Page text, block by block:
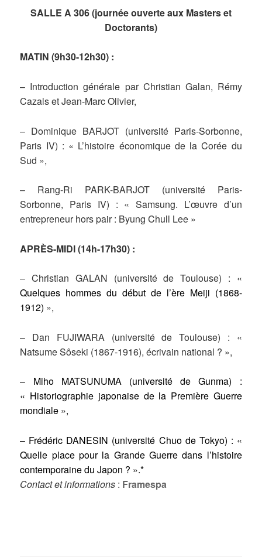
SALLE A 306 (journée ouverte aux Masters et
Doctorants)
MATIN (9h30-12h30) :
– Introduction générale par Christian Galan, Rémy
Cazals et Jean-Marc Olivier,
– Dominique BARJOT (université Paris-Sorbonne,
Paris IV) : « L’histoire économique de la Corée du
Sud »,
– Rang-Ri PARK-BARJOT (université Paris-
Sorbonne, Paris IV) : « Samsung. L’œuvre d’un
entrepreneur hors pair : Byung Chull Lee »
APRÈS-MIDI (14h-17h30) :
– Christian GALAN (université de Toulouse) : «
Quelques hommes du début de l’ère Meiji (1868-
1912) »,
– Dan FUJIWARA (université de Toulouse) : «
Natsume Sôseki (1867-1916), écrivain national ? »,
– Miho MATSUNUMA (université de Gunma) :
« Historiographie japonaise de la Première Guerre
mondiale »,
– Frédéric DANESIN (université Chuo de Tokyo) : «
Quelle place pour la Grande Guerre dans l’histoire
contemporaine du Japon ? ».*
Contact et informations : Framespa